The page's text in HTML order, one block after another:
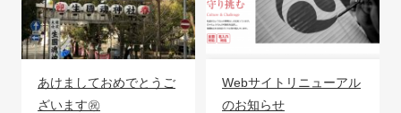
あけましておめでとうご
ざいます㊗️
Webサイトリニューアル
のお知らせ